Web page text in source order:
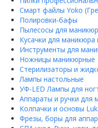
Смарт файлы Yoko
Полировки-бафы
Пылесосы для
Кусачки для маникюра
Инструменты для
Ножницы маникюрные
Стерилизаторы и
Лампы настольные
УФ-LED Лампы для
Аппараты и ручки для
Колпачки и основы
Фрезы, боры для